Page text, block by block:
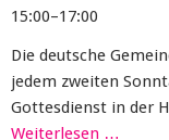
15:00–17:00
Die deutsche
jedem zweiten
Gottesdienst in der
Weiterlesen …